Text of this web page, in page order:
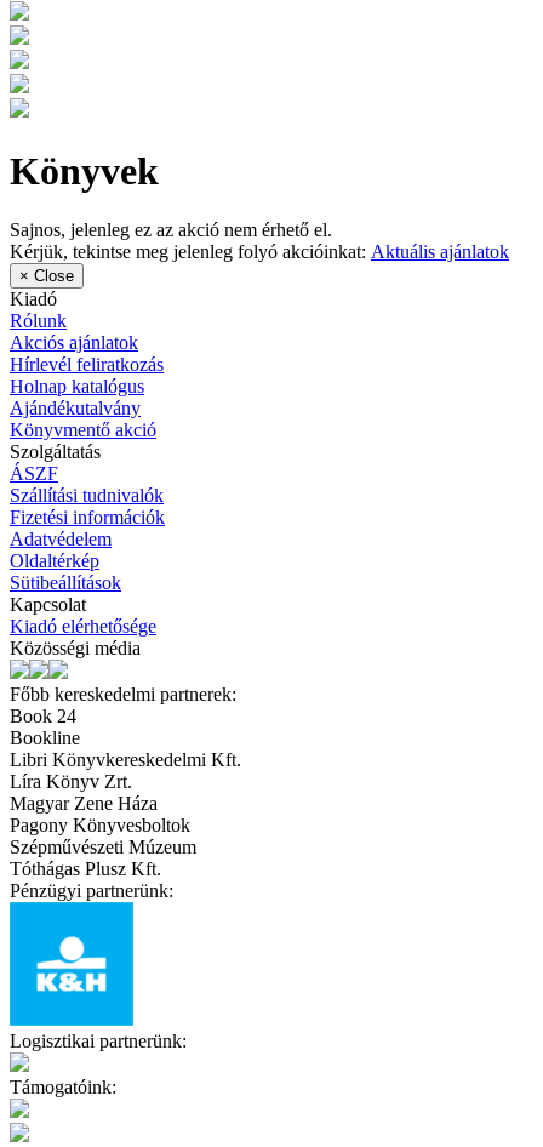
Könyvek
Sajnos, jelenleg ez az akció nem érhető el.
Kérjük, tekintse meg jelenleg folyó akcióinkat: Aktuális ajánlatok
× Close
Kiadó
Rólunk
Akciós ajánlatok
Hírlevél feliratkozás
Holnap katalógus
Ajándékutalvány
Könyvmentő akció
Szolgáltatás
ÁSZF
Szállítási tudnivalók
Fizetési információk
Adatvédelem
Oldaltérkép
Sütibeállítások
Kapcsolat
Kiadó elérhetősége
Közösségi média
Főbb kereskedelmi partnerek:
Book 24
Bookline
Libri Könyvkereskedelmi Kft.
Líra Könyv Zrt.
Magyar Zene Háza
Pagony Könyvesboltok
Szépművészeti Múzeum
Tóthágas Plusz Kft.
Pénzügyi partnerünk:
Logisztikai partnerünk:
Támogatóink: